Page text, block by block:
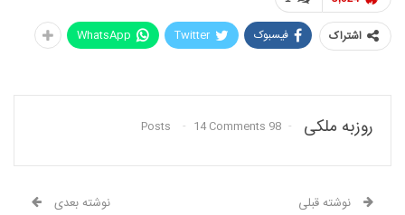
اشتراک فیسبوک Twitter
WhatsApp
روزبه ملکی 98 Posts
14 Comments
نوشته قبلی نوشته بعدی